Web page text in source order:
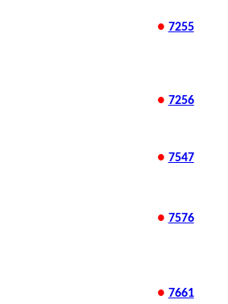
● 7255
● 7256
● 7547
● 7576
● 7661